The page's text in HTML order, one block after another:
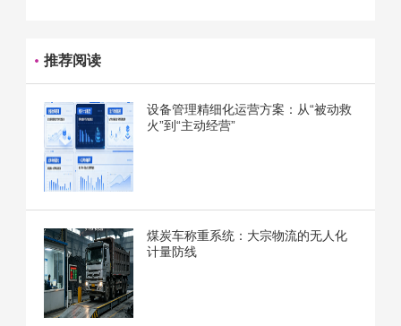
推荐阅读
设备管理精细化运营方案：从“被动救
火”到“主动经营”
煤炭车称重系统：大宗物流的无人化
计量防线